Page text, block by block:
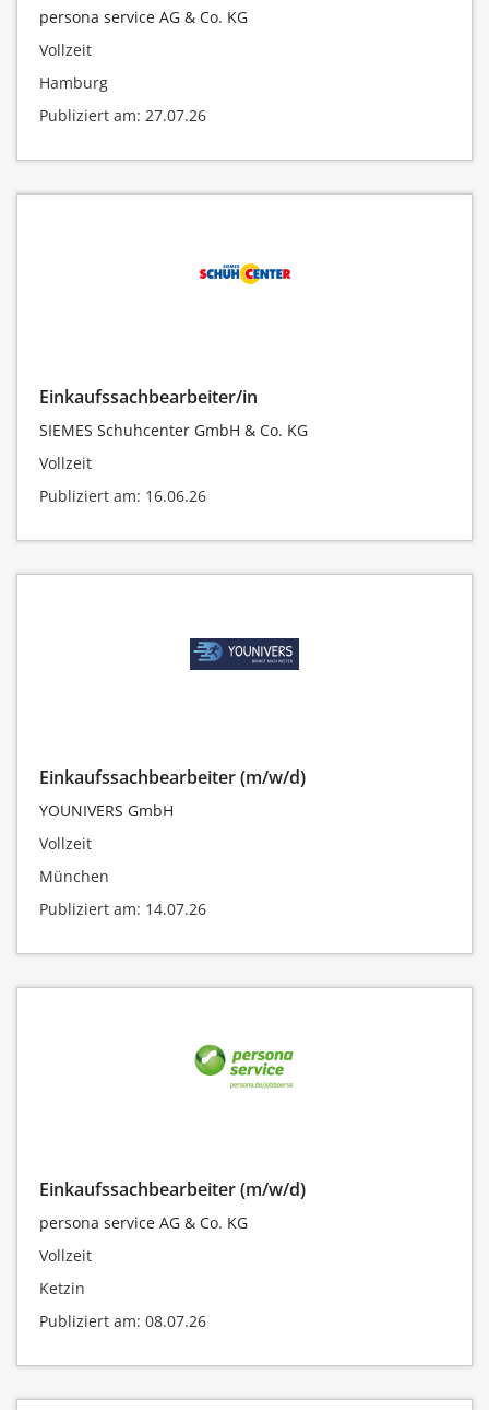
persona service AG & Co. KG
Vollzeit
Hamburg
Publiziert am: 27.07.26
Einkaufssachbearbeiter/in
SIEMES Schuhcenter GmbH & Co. KG
Vollzeit
Publiziert am: 16.06.26
Einkaufssachbearbeiter (m/w/d)
YOUNIVERS GmbH
Vollzeit
München
Publiziert am: 14.07.26
Einkaufssachbearbeiter (m/w/d)
persona service AG & Co. KG
Vollzeit
Ketzin
Publiziert am: 08.07.26